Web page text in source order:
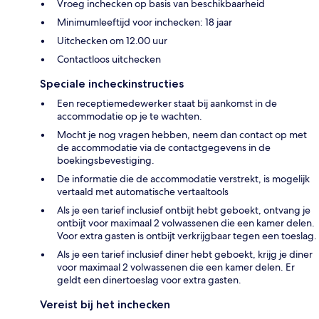
Vroeg inchecken op basis van beschikbaarheid
Minimumleeftijd voor inchecken: 18 jaar
Uitchecken om 12.00 uur
Contactloos uitchecken
Speciale incheckinstructies
Een receptiemedewerker staat bij aankomst in de
accommodatie op je te wachten.
Mocht je nog vragen hebben, neem dan contact op met
de accommodatie via de contactgegevens in de
boekingsbevestiging.
De informatie die de accommodatie verstrekt, is mogelijk
vertaald met automatische vertaaltools
Als je een tarief inclusief ontbijt hebt geboekt, ontvang je
ontbijt voor maximaal 2 volwassenen die een kamer delen.
Voor extra gasten is ontbijt verkrijgbaar tegen een toeslag.
Als je een tarief inclusief diner hebt geboekt, krijg je diner
voor maximaal 2 volwassenen die een kamer delen. Er
geldt een dinertoeslag voor extra gasten.
Vereist bij het inchecken